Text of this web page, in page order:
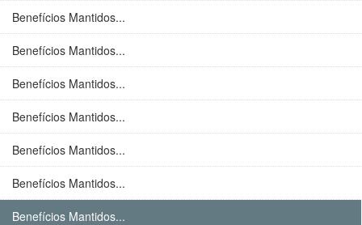
Benefícios Mantidos...
Benefícios Mantidos...
Benefícios Mantidos...
Benefícios Mantidos...
Benefícios Mantidos...
Benefícios Mantidos...
Benefícios Mantidos...